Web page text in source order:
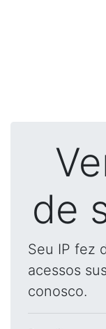
de
Seu IP fez
acessos
conosco.